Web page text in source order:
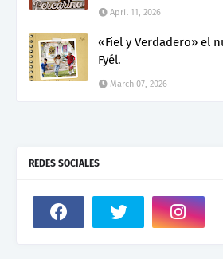
April 11, 2026
«Fiel y Verdadero» el
Fyél.
March 07, 2026
REDES SOCIALES